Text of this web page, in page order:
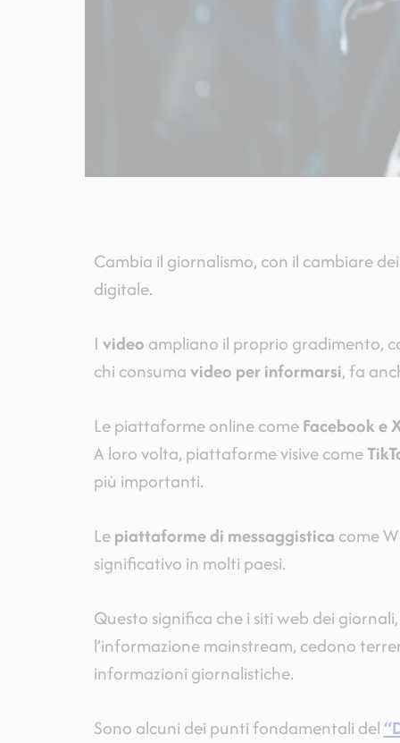
Cambia il giornalismo, con il cambiare
digitale.
I video ampliano il proprio gradimento,
chi consumavideo per informarsi, fa
Le piattaforme online comeFacebook e
A loro volta, piattaforme visive come
più importanti.
Lepiattaforme di messaggistica come
significativo in molti paesi.
Questo significa che i siti web dei
l’informazione mainstream, cedono
informazioni giornalistiche.
Sono alcuni dei punti fondamentali del